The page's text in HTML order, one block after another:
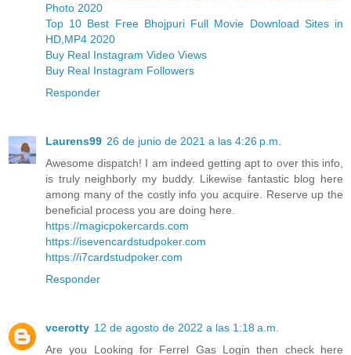
Photo 2020
Top 10 Best Free Bhojpuri Full Movie Download Sites in
HD,MP4 2020
Buy Real Instagram Video Views
Buy Real Instagram Followers
Responder
Laurens99 26 de junio de 2021 a las 4:26 p.m.
Awesome dispatch! I am indeed getting apt to over this info,
is truly neighborly my buddy. Likewise fantastic blog here
among many of the costly info you acquire. Reserve up the
beneficial process you are doing here.
https://magicpokercards.com
https://isevencardstudpoker.com
https://i7cardstudpoker.com
Responder
vcerotty 12 de agosto de 2022 a las 1:18 a.m.
Are you Looking for Ferrel Gas Login then check here